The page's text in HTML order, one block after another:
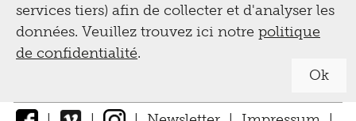
services tiers) afin de collecter et d'analyser les
données. Veuillez trouvez ici notre politique
de confidentialité.
Ok